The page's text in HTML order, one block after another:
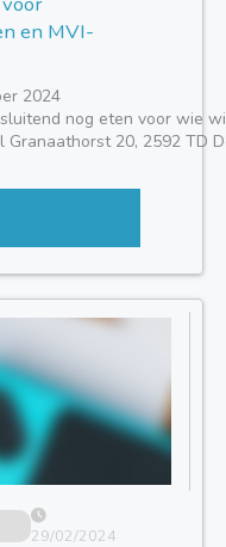
en MVI-
2024
nog eten voor wie
Granaathorst 20, 2592 TD
29/02/2024